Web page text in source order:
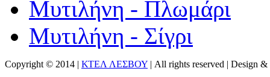
Μυτιλήνη - Πλωμάρι
Μυτιλήνη - Σίγρι
Copyright © 2014 | ΚΤΕΛ ΛΕΣΒΟΥ | All rights reserved | Design &